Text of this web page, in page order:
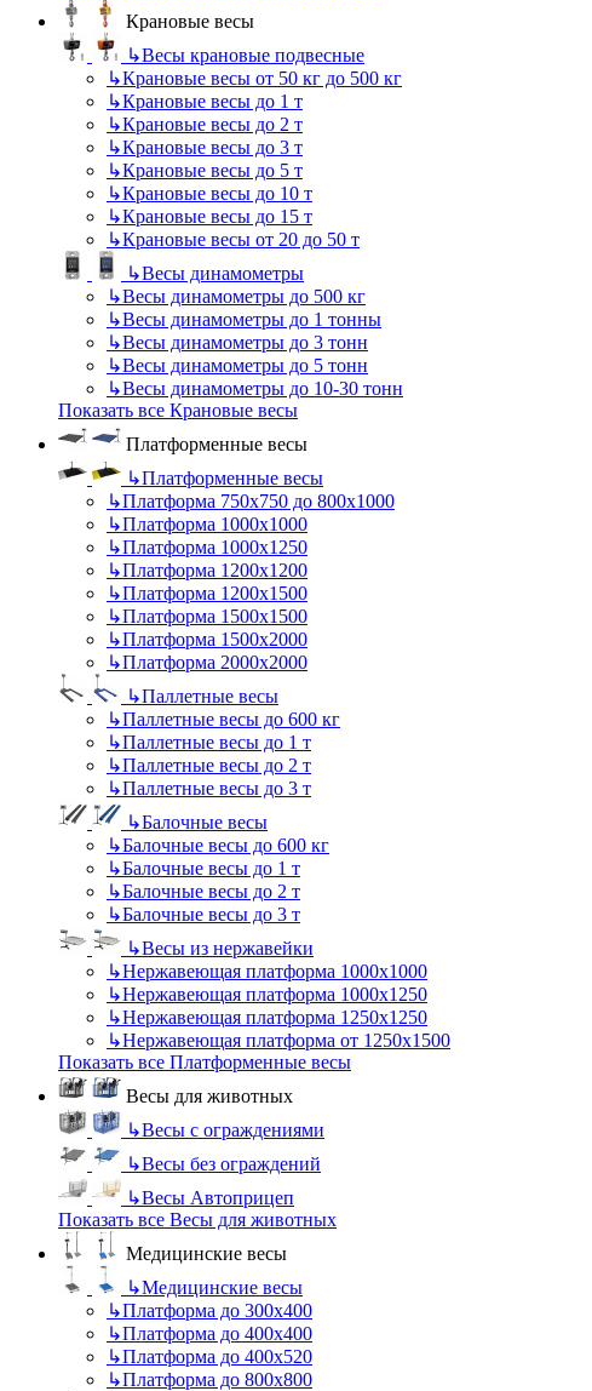
Крановые весы
↳Весы крановые подвесные
↳Крановые весы от 50 кг до 500 кг
↳Крановые весы до 1 т
↳Крановые весы до 2 т
↳Крановые весы до 3 т
↳Крановые весы до 5 т
↳Крановые весы до 10 т
↳Крановые весы до 15 т
↳Крановые весы от 20 до 50 т
↳Весы динамометры
↳Весы динамометры до 500 кг
↳Весы динамометры до 1 тонны
↳Весы динамометры до 3 тонн
↳Весы динамометры до 5 тонн
↳Весы динамометры до 10-30 тонн
Показать все Крановые весы
Платформенные весы
↳Платформенные весы
↳Платформа 750х750 до 800х1000
↳Платформа 1000х1000
↳Платформа 1000х1250
↳Платформа 1200х1200
↳Платформа 1200х1500
↳Платформа 1500х1500
↳Платформа 1500х2000
↳Платформа 2000х2000
↳Паллетные весы
↳Паллетные весы до 600 кг
↳Паллетные весы до 1 т
↳Паллетные весы до 2 т
↳Паллетные весы до 3 т
↳Балочные весы
↳Балочные весы до 600 кг
↳Балочные весы до 1 т
↳Балочные весы до 2 т
↳Балочные весы до 3 т
↳Весы из нержавейки
↳Нержавеющая платформа 1000х1000
↳Нержавеющая платформа 1000х1250
↳Нержавеющая платформа 1250х1250
↳Нержавеющая платформа от 1250х1500
Показать все Платформенные весы
Весы для животных
↳Весы с ограждениями
↳Весы без ограждений
↳Весы Автоприцеп
Показать все Весы для животных
Медицинские весы
↳Медицинские весы
↳Платформа до 300х400
↳Платформа до 400х400
↳Платформа до 400х520
↳Платформа до 800х800